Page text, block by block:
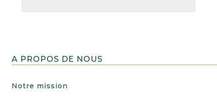
A PROPOS DE NOUS
Notre mission